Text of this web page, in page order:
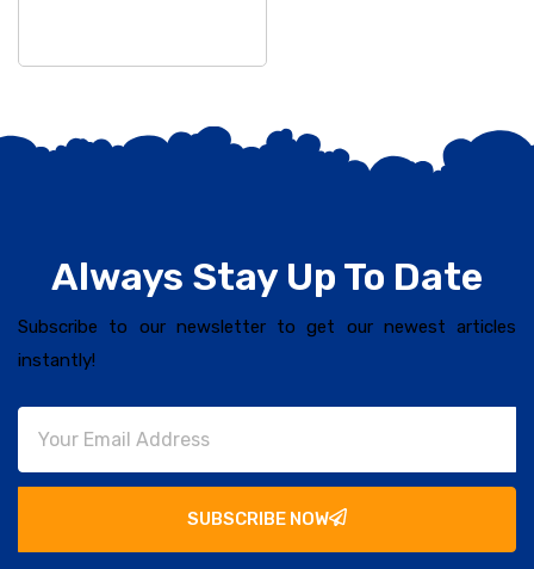
Always Stay Up To Date
Subscribe to our newsletter to get our newest articles
instantly!
SUBSCRIBE NOW